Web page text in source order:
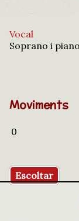
Vocal
Soprano i piano
Moviments
0
Escoltar